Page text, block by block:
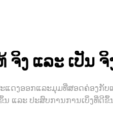
ງ ແລະ ເປັນ ຈິ
ແດງອອກແລະມຸມທີ່ສອດຄ່ອງກັບ
ແລະ ປະສົບການການເບິ່ງທີ່ດີຂຶ້